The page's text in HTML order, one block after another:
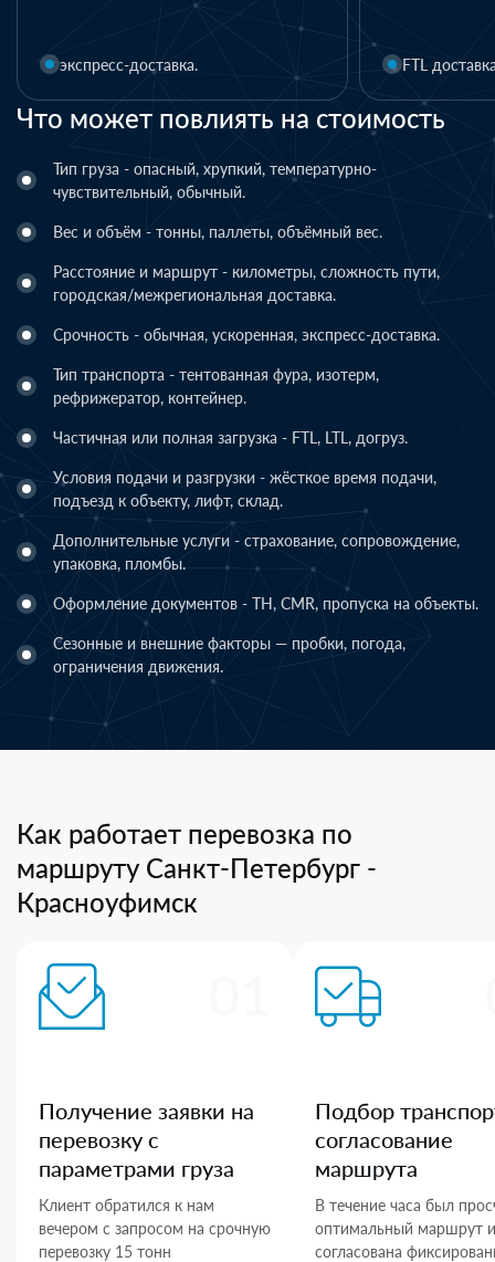
Что может повлиять на стоимость
Тип груза - опасный, хрупкий, температурно-
чувствительный, обычный.
Вес и объём - тонны, паллеты, объёмный вес.
Расстояние и маршрут - километры, сложность пути,
городская/межрегиональная доставка.
Срочность - обычная, ускоренная, экспресс-доставка.
Тип транспорта - тентованная фура, изотерм,
рефрижератор, контейнер.
Частичная или полная загрузка - FTL, LTL, догруз.
Условия подачи и разгрузки - жёсткое время подачи,
подъезд к объекту, лифт, склад.
Дополнительные услуги - страхование, сопровождение,
упаковка, пломбы.
Оформление документов - ТН, CMR, пропуска на объекты.
Сезонные и внешние факторы — пробки, погода,
ограничения движения.
FTL доставка LTL
Как работает перевозка по
маршруту Санкт-Петербург -
Красноуфимск
Получение заявки на
перевозку с
параметрами груза
Клиент обратился к нам
вечером с запросом на срочную
перевозку 15 тонн
Подбор
согласование
маршрута
В течение часа был
оптимальный маршрут и
согласована